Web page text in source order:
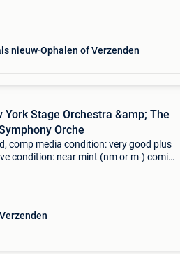
nieuw Ophalen of Verzenden
York Stage Orchestra &amp; The
Orche
comp media condition: very good plus
condition: near mint (nm or m-) coming
Verzenden